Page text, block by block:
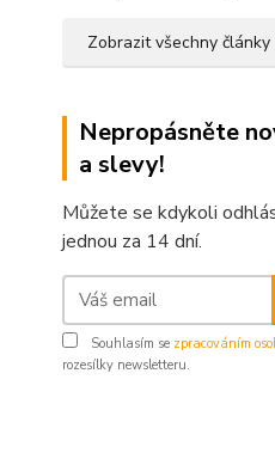
Zobrazit všechny články
Nepropásněte
a slevy!
Můžete se kdykoli
jednou za 14 dní.
Souhlasím se zpracováním
rozesílky newsletteru.